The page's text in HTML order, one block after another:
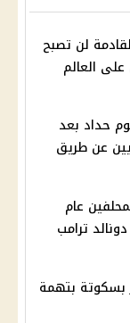
لن تصبح
العالم
حداد بعد
عن طريق
عام
دونالد ترامب
بسكوتة بتهمة